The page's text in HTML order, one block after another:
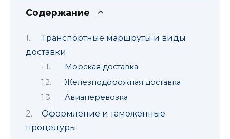
Содержание
Транспортные маршруты и виды
доставки
Морская доставка
Железнодорожная доставка
Авиаперевозка
Оформление и таможенные
процедуры